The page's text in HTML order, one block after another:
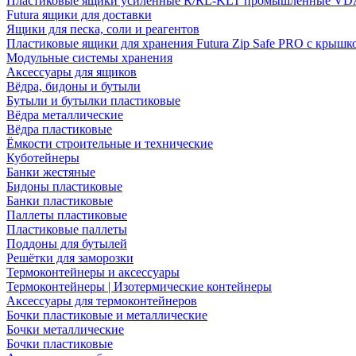
Futura ящики для доставки
Ящики для песка, соли и реагентов
Пластиковые ящики для хранения Futura Zip Safe PRO с
Модульные системы хранения
Аксессуары для ящиков
Вёдра, бидоны и бутыли
Бутыли и бутылки пластиковые
Вёдра металлические
Вёдра пластиковые
Ёмкости строительные и технические
Куботейнеры
Банки жестяные
Бидоны пластиковые
Банки пластиковые
Паллеты пластиковые
Пластиковые паллеты
Поддоны для бутылей
Решётки для заморозки
Термоконтейнеры и аксессуары
Термоконтейнеры | Изотермические контейнеры
Аксессуары для термоконтейнеров
Бочки пластиковые и металлические
Бочки металлические
Бочки пластиковые